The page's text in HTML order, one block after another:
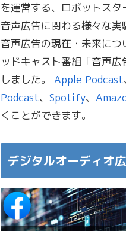
を運営する、ロボットスタ
音声広告に関わる様々な実
音声広告の現在・未来につ
ッドキャスト番組「音声
しました。 Apple Podcast
Podcast、 Spotify、
くことができます。
デジタルオーディオ